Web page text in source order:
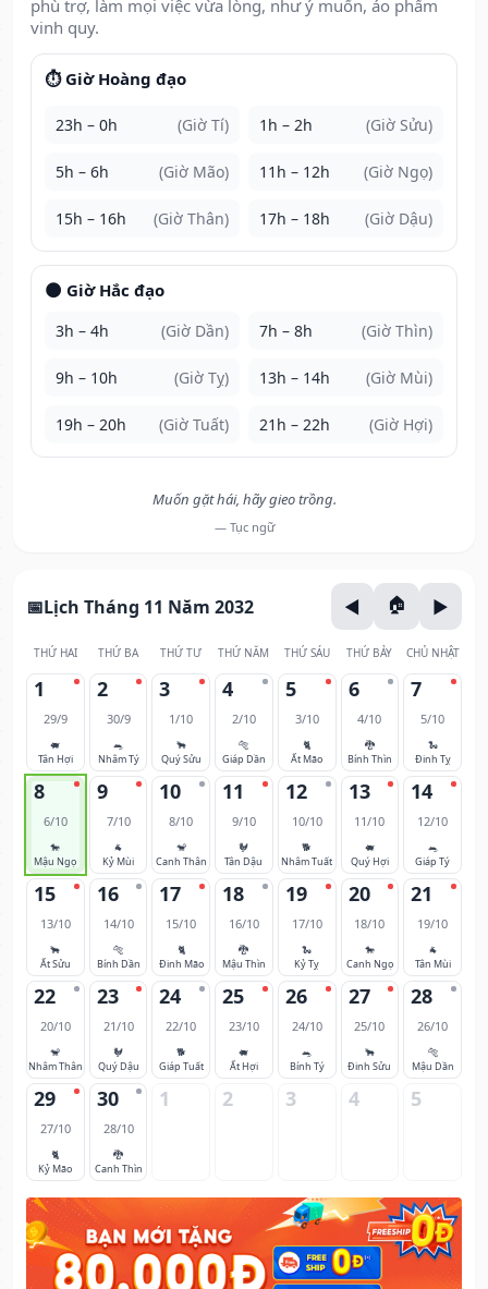
phù trợ, làm mọi việc vừa lòng, như ý muốn, áo phẩm
vinh quy.
⏱️ Giờ Hoàng đạo
23h – 0h (Giờ Tí) 1h – 2h (Giờ Sửu)
5h – 6h (Giờ Mão) 11h – 12h (Giờ Ngọ)
15h – 16h (Giờ Thân) 17h – 18h (Giờ Dậu)
🌑 Giờ Hắc đạo
3h – 4h (Giờ Dần) 7h – 8h (Giờ Thìn)
9h – 10h (Giờ Tỵ) 13h – 14h (Giờ Mùi)
19h – 20h (Giờ Tuất) 21h – 22h (Giờ Hợi)
Muốn gặt hái, hãy gieo trồng.
— Tục ngữ
Lịch Tháng 11 Năm 2032
THỨ HAI THỨ BA THỨ TƯ THỨ NĂM THỨ SÁU THỨ BẢY CHỦ NHẬT
1
29/9
🐖
Tân Hợi
2
30/9
🐀
Nhâm Tý
3
1/10
🐂
Quý Sửu
4
2/10
🐅
Giáp Dần
5
3/10
🐈
Ất Mão
6
4/10
🐉
Bính Thìn
7
5/10
🐍
Đinh Tỵ
8
6/10
🐎
Mậu Ngọ
9
7/10
🐐
Kỷ Mùi
10
8/10
🐒
Canh Thân
11
9/10
🐓
Tân Dậu
12
10/10
🐕
Nhâm Tuất
13
11/10
🐖
Quý Hợi
14
12/10
🐀
Giáp Tý
15
13/10
🐂
Ất Sửu
16
14/10
🐅
Bính Dần
17
15/10
🐈
Đinh Mão
18
16/10
🐉
Mậu Thìn
19
17/10
🐍
Kỷ Tỵ
20
18/10
🐎
Canh Ngọ
21
19/10
🐐
Tân Mùi
22
20/10
🐒
Nhâm Thân
23
21/10
🐓
Quý Dậu
24
22/10
🐕
Giáp Tuất
25
23/10
🐖
Ất Hợi
26
24/10
🐀
Bính Tý
27
25/10
🐂
Đinh Sửu
28
26/10
🐅
Mậu Dần
29
27/10
🐈
Kỷ Mão
30
28/10
🐉
Canh Thìn
1 2 3 4 5